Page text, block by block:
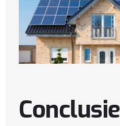
Conclusie